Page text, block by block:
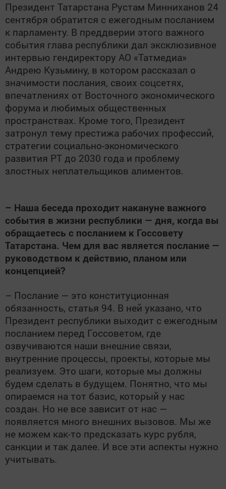
Президент Татарстана Рустам Минниханов 24
сентября обратится с ежегодным посланием
к парламенту. В преддверии этого важного
события глава республики дал эксклюзивное
интервью гендиректору АО «Татмедиа»
Андрею Кузьмину, в котором рассказал о
значимости послания, своих соцсетях,
впечатлениях от Восточного экономического
форума и любимых общественных
пространствах. Кроме того, Президент
затронул тему престижа рабочих профессий,
стратегии социально-экономического
развития РТ до 2030 года и проблему
злостных неплательщиков алиментов.
– Наша беседа проходит накануне важного
события в жизни республики — дня, когда вы
обращаетесь с посланием к Госсовету
Татарстана. Чем для вас является послание —
руководством к действию, планом или
концепцией?
– Послание — это конституционная
обязанность, статья 94. В ней указано, что
Президент республики выходит с ежегодным
посланием перед Госсоветом, где
озвучиваются наши внешние связи,
внутренние процессы, проекты, которые мы
реализуем. Это шаги, которые мы должны
будем сделать в будущем. Понятно, что мы
опираемся на тот базис, который у нас
создан. Но не все зависит от нас —
появляется много внешних вызовов. Мы же
не можем как-то предсказать курс рубля,
санкции и так далее. И все эти аспекты нужно
учитывать.